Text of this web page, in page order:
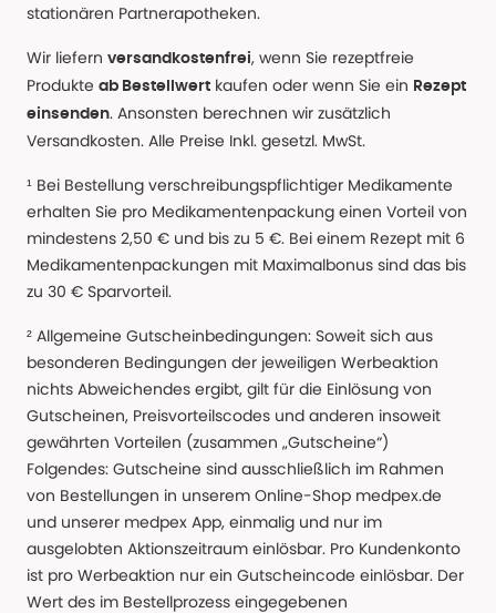
stationären Partnerapotheken.
Wir liefern versandkostenfrei, wenn Sie rezeptfreie
Produkte ab Bestellwert kaufen oder wenn Sie ein Rezept
einsenden. Ansonsten berechnen wir zusätzlich
Versandkosten. Alle Preise Inkl. gesetzl. MwSt.
¹ Bei Bestellung verschreibungspflichtiger Medikamente
erhalten Sie pro Medikamentenpackung einen Vorteil von
mindestens 2,50 € und bis zu 5 €. Bei einem Rezept mit 6
Medikamentenpackungen mit Maximalbonus sind das bis
zu 30 € Sparvorteil.
² Allgemeine Gutscheinbedingungen: Soweit sich aus
besonderen Bedingungen der jeweiligen Werbeaktion
nichts Abweichendes ergibt, gilt für die Einlösung von
Gutscheinen, Preisvorteilscodes und anderen insoweit
gewährten Vorteilen (zusammen „Gutscheine“)
Folgendes: Gutscheine sind ausschließlich im Rahmen
von Bestellungen in unserem Online-Shop medpex.de
und unserer medpex App, einmalig und nur im
ausgelobten Aktionszeitraum einlösbar. Pro Kundenkonto
ist pro Werbeaktion nur ein Gutscheincode einlösbar. Der
Wert des im Bestellprozess eingegebenen